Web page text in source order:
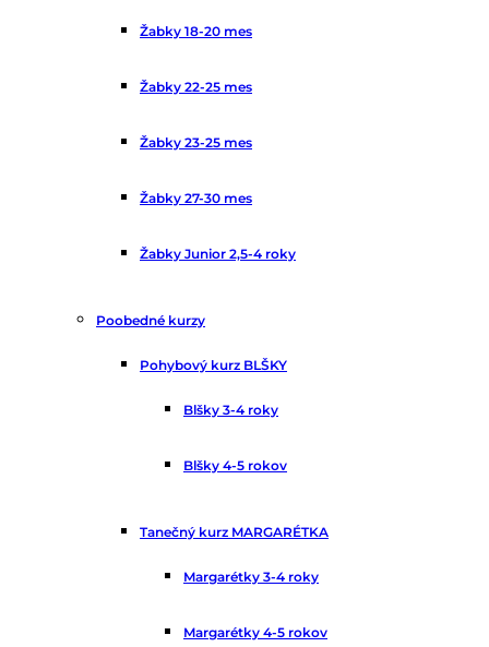
Žabky 18-20 mes
Žabky 22-25 mes
Žabky 23-25 mes
Žabky 27-30 mes
Žabky Junior 2,5-4 roky
Poobedné kurzy
Pohybový kurz BLŠKY
Blšky 3-4 roky
Blšky 4-5 rokov
Tanečný kurz MARGARÉTKA
Margarétky 3-4 roky
Margarétky 4-5 rokov